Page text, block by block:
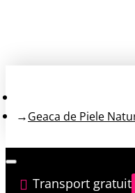
Geaca de Piele
Transport gratuit